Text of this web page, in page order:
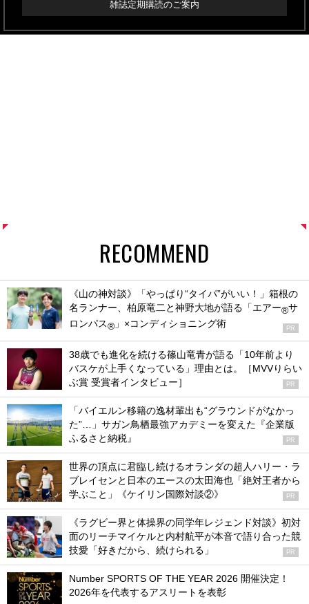
雑誌定期購読のご案内
RECOMMEND
《山の神対談》「やっぱり“タイパ”がいい！」箱根の
名ランナー、柏原竜二と神野大地が語る「エアー®サ
ロンパス® 」×コンディショニング術 PR
38歳でも進化を続ける篠山竜青が語る「10年前より
バスケが上手くなっている」理由とは。［MVVりらい
ぶ賞 受賞者インタビュー］
PR
「バイエルン移籍の逸材輩出も“グラウンドがなかっ
た”…」サガン鳥栖最強アカデミーを変えた『企業版
ふるさと納税』
PR
世界の頂点に君臨し続けるオランダの超人ハリー・ラ
ブレイセンと日本のエースの太田海也「絶対王者から
学ぶこと」《ケイリン国際対談②》
PR
《ラグビー界と体操界の同学年レジェンド対談》初対
面のリーチマイケルと内村航平が本音で語り合った競
技愛「好きだから、続けられる」
PR
Number SPORTS OF THE YEAR 2026 開催決定！
2026年を代表するアスリートを表彰